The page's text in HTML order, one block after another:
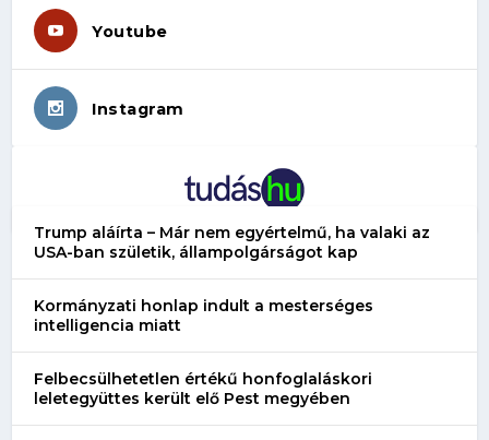
Youtube
Instagram
Trump aláírta – Már nem egyértelmű, ha valaki az
USA-ban születik, állampolgárságot kap
Kormányzati honlap indult a mesterséges
intelligencia miatt
Felbecsülhetetlen értékű honfoglaláskori
leletegyüttes került elő Pest megyében